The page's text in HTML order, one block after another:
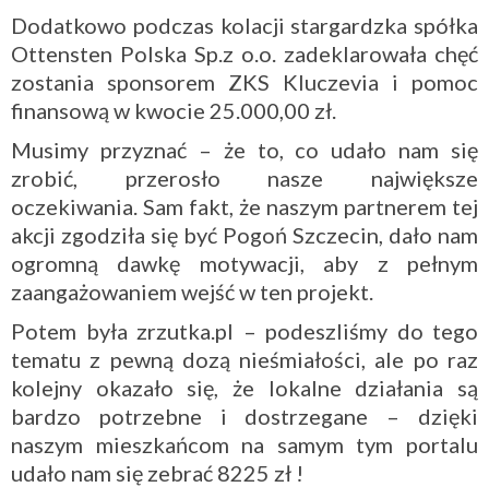
Dodatkowo podczas kolacji stargardzka spółka
Ottensten Polska Sp.z o.o. zadeklarowała chęć
zostania sponsorem ZKS Kluczevia i pomoc
finansową w kwocie 25.000,00 zł.
Musimy przyznać – że to, co udało nam się
zrobić, przerosło nasze największe
oczekiwania. Sam fakt, że naszym partnerem tej
akcji zgodziła się być Pogoń Szczecin, dało nam
ogromną dawkę motywacji, aby z pełnym
zaangażowaniem wejść w ten projekt.
Potem była zrzutka.pl – podeszliśmy do tego
tematu z pewną dozą nieśmiałości, ale po raz
kolejny okazało się, że lokalne działania są
bardzo potrzebne i dostrzegane – dzięki
naszym mieszkańcom na samym tym portalu
udało nam się zebrać 8225 zł !